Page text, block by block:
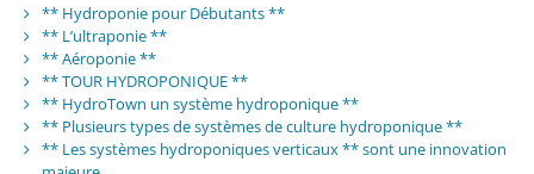
** Hydroponie pour Débutants **
** L’ultraponie **
** Aéroponie **
** TOUR HYDROPONIQUE **
** HydroTown un système hydroponique **
** Plusieurs types de systèmes de culture hydroponique **
** Les systèmes hydroponiques verticaux ** sont une innovation